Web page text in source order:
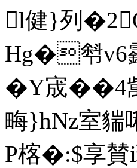
l健}列
Hg�厁v6
�Y宬��4
畮}hNz室貒
P楁�:$